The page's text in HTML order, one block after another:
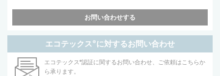
お問い合わせする
エコテックス®に対するお問い合わせ
エコテックス®認証に関するお問い合わせ、ご依頼はこちらか
ら承ります。